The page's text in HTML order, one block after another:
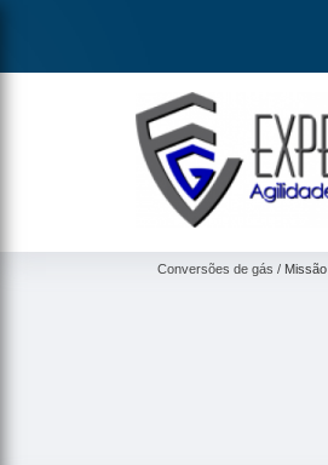
Conversões de gás Missão